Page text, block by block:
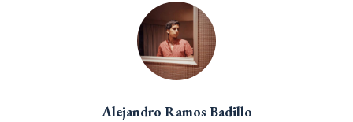
Alejandro Ramos Badillo